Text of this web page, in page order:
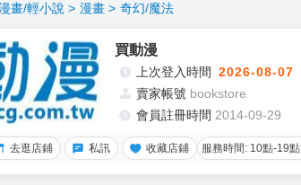
畫/輕小說 > 漫畫 > 奇幻/魔法
買動漫
上次登入時間 2026-08-07
賣家帳號 bookstore
會員註冊時間 2014-09-29
去逛店鋪 私訊 收藏店鋪 服務時間: 10點-19點